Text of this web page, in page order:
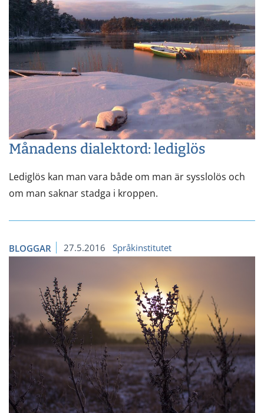
Månadens dialektord: lediglös
Lediglös kan man vara både om man är sysslolös och
om man saknar stadga i kroppen.
BLOGGAR 27.5.2016 Språkinstitutet